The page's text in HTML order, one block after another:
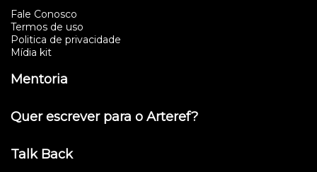
Fale Conosco
Termos de uso
Politica de privacidade
Mídia kit
Mentoria
Quer escrever para o Arteref?
Talk Back